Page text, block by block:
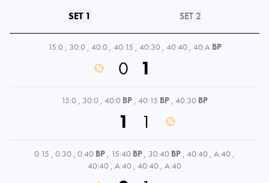
SET 1 SET 2
15:0 , 30:0 , 40:0 , 40:15 , 40:30 , 40:40 , 40:A BP
0 1
15:0 , 30:0 , 40:0 BP , 40:15 BP , 40:30 BP
1 1
0:15 , 0:30 , 0:40 BP , 15:40 BP , 30:40 BP , 40:40 , A:40 ,
40:40 , A:40 , 40:40 , A:40